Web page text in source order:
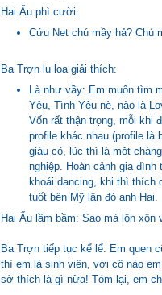
Hai Ẩu phì cười:
Cứu Net chú mầy hả? Chú
Ba Trợn lu loa giải thích:
Là như vầy: Em muốn tìm
Yêu, Tình Yêu nè, nào là
Vốn rất thận trọng, mỗi khi
profile khác nhau (profile là
giàu có, lúc thì là một
nghiệp. Hoàn cảnh gia
khoái dancing, khi thì
tuốt bên Mỹ lận đó anh Hai.
Hai Ẩu lầm bầm: Sao mà lộn xộn
Ba Trợn tiếp tục kể lể: Em quen
thì em là sinh viên, với cô nào
sở thích là gì nữa! Tóm lại, em